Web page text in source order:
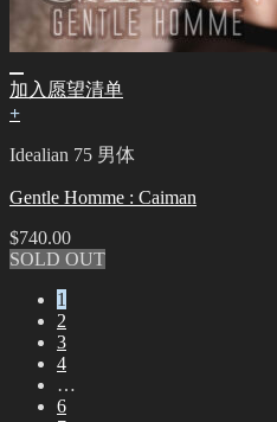
加入愿望清单
+
Idealian 75 男体
Gentle Homme : Caiman
$740.00
SOLD OUT
1
2
3
4
…
6